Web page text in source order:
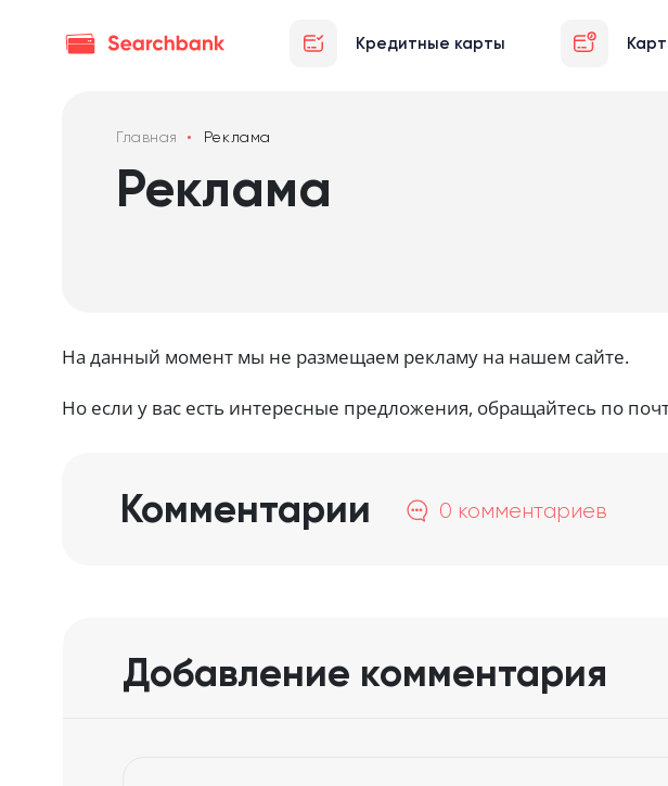
Кредитные карты
Главная Реклама
Реклама
На данный момент мы не размещаем рекламу на нашем сайте.
Но если у вас есть интересные предложения, обращайтесь по
Комментарии 0 комментариев